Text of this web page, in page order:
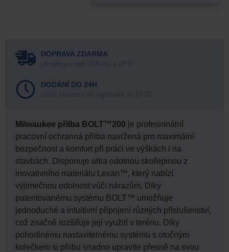
DOPRAVA ZDARMA
DODÁNÍ DO 24H
Milwaukee přilba BOLT™200 je profesionální
pracovní ochranná přilba navržená pro maximální
bezpečnost a komfort při práci ve výškách i na
stavbách. Disponuje ultra odolnou skořepinou z
inovativního materiálu Lexan™, který nabízí
výjimečnou odolnost vůči nárazům. Díky
patentovanému systému BOLT™ umožňuje
jednoduché a intuitivní připojení různých příslušenství,
což značně rozšiřuje její využití v terénu. Díky
pohodlnému nastavitelnému systému s otočným
kolečkem si přilbu snadno upravíte přesně na svou